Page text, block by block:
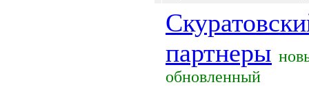
партнеры
обновленный